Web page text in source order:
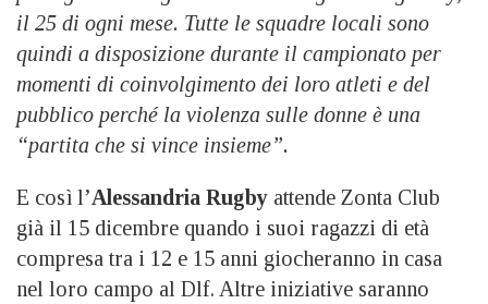
il 25 di ogni mese. Tutte le squadre locali sono
quindi a disposizione durante il campionato per
momenti di coinvolgimento dei loro atleti e del
pubblico perché la violenza sulle donne è una
“partita che si vince insieme”.
E così l’Alessandria Rugby attende Zonta Club
già il 15 dicembre quando i suoi ragazzi di età
compresa tra i 12 e 15 anni giocheranno in casa
nel loro campo al Dlf. Altre iniziative saranno